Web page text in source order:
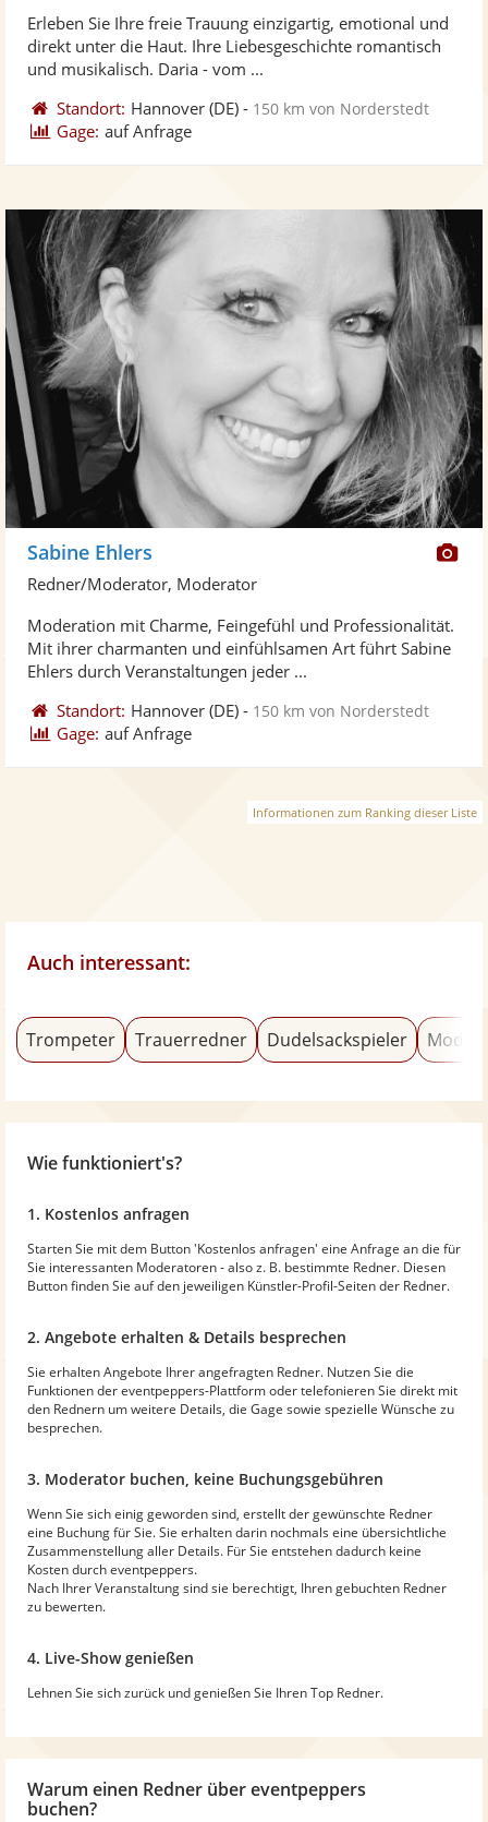
Fotos
5
Erleben Sie Ihre freie Trauung einzigartig, emotional und
direkt unter die Haut. Ihre Liebesgeschichte romantisch
und musikalisch. Daria - vom ...
Standort: Hannover (DE) - 150 km von Norderstedt
Gage: auf Anfrage
Sabine Ehlers
Redner/Moderator, Moderator
Moderation mit Charme, Feingefühl und Professionalität.
Mit ihrer charmanten und einfühlsamen Art führt Sabine
Ehlers durch Veranstaltungen jeder ...
Standort: Hannover (DE) - 150 km von Norderstedt
Gage: auf Anfrage
Informationen zum Ranking dieser Liste
Auch interessant:
Trompeter Trauerredner Dudelsackspieler
Wie funktioniert's?
1. Kostenlos anfragen
Starten Sie mit dem Button 'Kostenlos anfragen' eine Anfrage an die für
Sie interessanten Moderatoren - also z. B. bestimmte Redner. Diesen
Button finden Sie auf den jeweiligen Künstler-Profil-Seiten der Redner.
2. Angebote erhalten & Details besprechen
Sie erhalten Angebote Ihrer angefragten Redner. Nutzen Sie die
Funktionen der eventpeppers-Plattform oder telefonieren Sie direkt mit
den Rednern um weitere Details, die Gage sowie spezielle Wünsche zu
besprechen.
3. Moderator buchen, keine Buchungsgebühren
Wenn Sie sich einig geworden sind, erstellt der gewünschte Redner
eine Buchung für Sie. Sie erhalten darin nochmals eine übersichtliche
Zusammenstellung aller Details. Für Sie entstehen dadurch keine
Kosten durch eventpeppers.
Nach Ihrer Veranstaltung sind sie berechtigt, Ihren gebuchten Redner
zu bewerten.
4. Live-Show genießen
Lehnen Sie sich zurück und genießen Sie Ihren Top Redner.
Warum einen Redner über eventpeppers
buchen?